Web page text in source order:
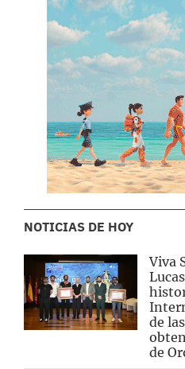
NOTICIAS DE HOY
Viva
de
de